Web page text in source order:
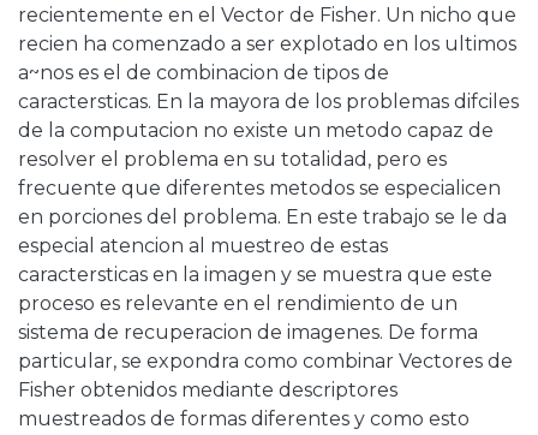
recientemente en el Vector de Fisher. Un nicho que
recien ha comenzado a ser explotado en los ultimos
a~nos es el de combinacion de tipos de
caractersticas. En la mayora de los problemas difciles
de la computacion no existe un metodo capaz de
resolver el problema en su totalidad, pero es
frecuente que diferentes metodos se especialicen
en porciones del problema. En este trabajo se le da
especial atencion al muestreo de estas
caractersticas en la imagen y se muestra que este
proceso es relevante en el rendimiento de un
sistema de recuperacion de imagenes. De forma
particular, se expondra como combinar Vectores de
Fisher obtenidos mediante descriptores
muestreados de formas diferentes y como esto